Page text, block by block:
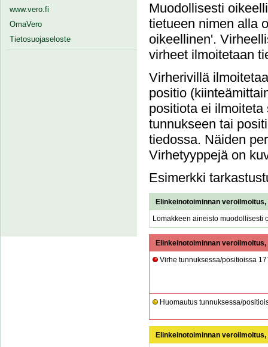
www.vero.fi
OmaVero
Tietosuojaseloste
Muodollisesti
tietueen nimen alla
oikeellinen'.
virheet ilmoitetaan
Virherivillä
positio
positiota ei
tunnukseen tai
tiedossa. Näiden
Virhetyyppejä on
Esimerkki
Elinkeinotoiminnan
Lomakkeen aineisto muodollisesti
Elinkeinotoiminnan
Virhe tunnuksessa/positioissa
Huomautus tunnuksessa/
Elinkeinotoiminnan